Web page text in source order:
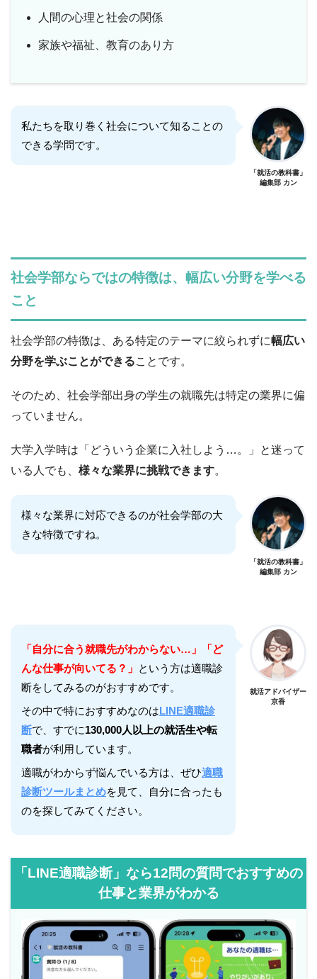
人間の心理と社会の関係
家族や福祉、教育のあり方
私たちを取り巻く社会について知ることの
できる学問です。
「就活の教科書」
編集部 カン
社会学部ならではの特徴は、幅広い分野を学べる
こと
社会学部の特徴は、ある特定のテーマに絞られずに幅広い
分野を学ぶことができることです。
そのため、社会学部出身の学生の就職先は特定の業界に偏
っていません。
大学入学時は「どういう企業に入社しよう…。」と迷って
いる人でも、 様々な業界に挑戦できます。
様々な業界に対応できるのが社会学部の大
きな特徴ですね。
「就活の教科書」
編集部 カン
「自分に合う就職先がわからない…」「ど
んな仕事が向いてる？」 という方は適職診
断をしてみるのがおすすめです。
その中で特におすすめなのはLINE適職診
断で、すでに130,000人以上の就活生や転
職者が利用しています。
適職がわからず悩んでいる方は、ぜひ適職
診断ツールまとめを見て、自分に合ったも
のを探してみてください。
就活アドバイザー
京香
「LINE適職診断」なら12問の質問でおすすめの
仕事と業界がわかる